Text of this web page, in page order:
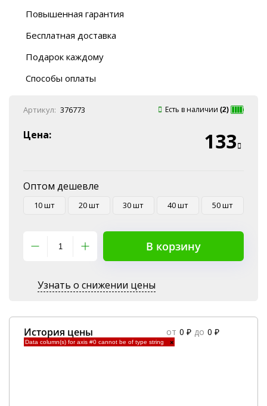
Повышенная гарантия
Бесплатная доставка
Автобусы (по ЮФО)
“BlaBlaCar” (по ЮФО)
Подарок каждому
Способы оплаты
Наличные
Эквайринг
Артикул: 376773 Есть в наличии (2)
Цена: 133
Оптом дешевле
10 шт 20 шт 30 шт 40 шт 50 шт
В корзину
Узнать о снижении цены
История цены от 0 ₽ до 0 ₽
Data column(s) for axis #0 cannot be of type string ×